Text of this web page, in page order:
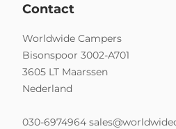
Contact
Worldwide Campers
Bisonspoor 3002-A701
3605 LT Maarssen
Nederland
030-6974964